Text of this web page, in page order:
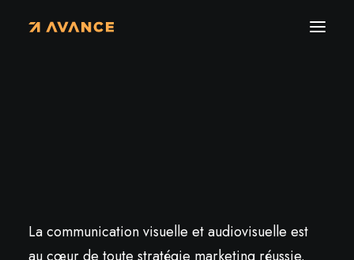
La communication visuelle et audiovisuelle est